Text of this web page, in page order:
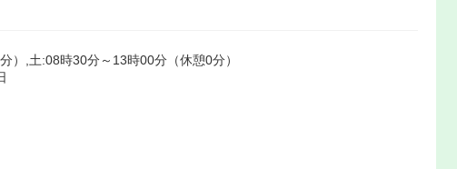
）,土:08時30分～13時00分（休憩0分）